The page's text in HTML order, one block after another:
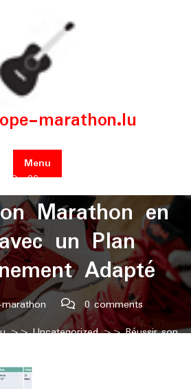
marathon.lu
Menu
On 06 novembre 2025
Marathon en
un Plan
Adapté
0 comments
>>Uncategorized>> Réussir son